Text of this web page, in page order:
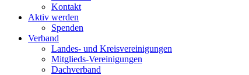
Kontakt
Aktiv werden
Spenden
Verband
Landes- und Kreisvereinigungen
Mitglieds-Vereinigungen
Dachverband